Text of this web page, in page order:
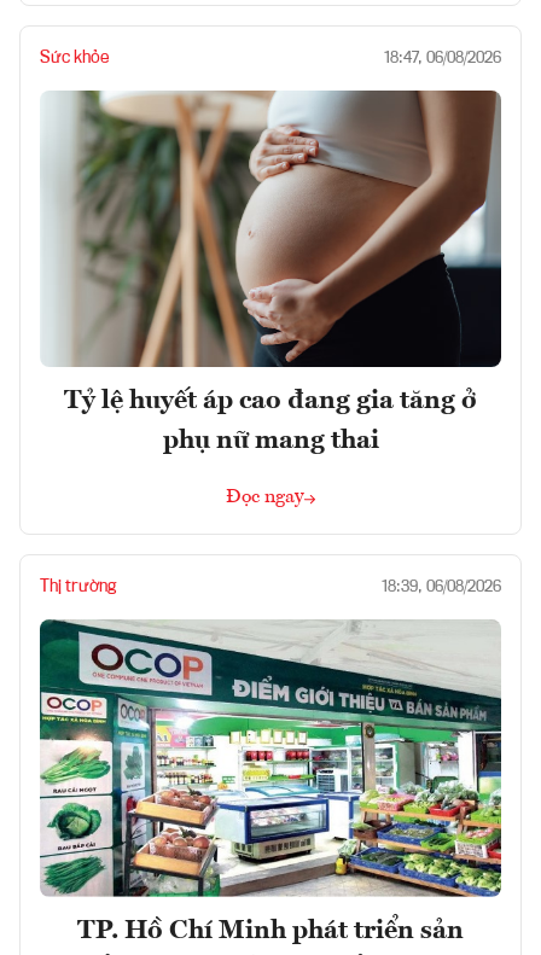
Sức khỏe 18:47, 06/08/2026
Tỷ lệ huyết áp cao đang gia tăng ở
phụ nữ mang thai
Đọc ngay
Thị trường 18:39, 06/08/2026
TP. Hồ Chí Minh phát triển sản